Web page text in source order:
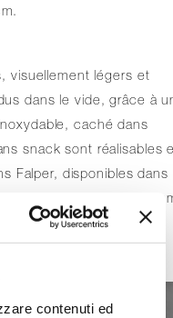
contenuti ed
visuellement légers et
dans le vide, grâce à
caché dans
snack sont réalisables
Falper, disponibles dans
– 60 cm, 120cm, 180
à 40 cm.